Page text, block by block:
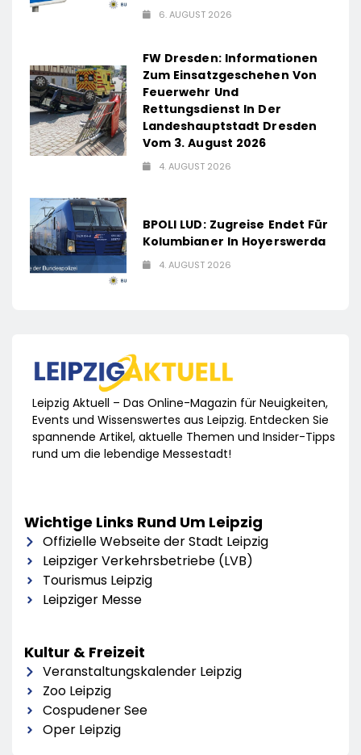
6. AUGUST 2026
FW Dresden: Informationen
Zum Einsatzgeschehen Von
Feuerwehr Und
Rettungsdienst In Der
Landeshauptstadt Dresden
Vom 3. August 2026
4. AUGUST 2026
BPOLI LUD: Zugreise Endet Für
Kolumbianer In Hoyerswerda
4. AUGUST 2026
Leipzig Aktuell – Das Online-Magazin für Neuigkeiten,
Events und Wissenswertes aus Leipzig. Entdecken Sie
spannende Artikel, aktuelle Themen und Insider-Tipps
rund um die lebendige Messestadt!
Wichtige Links Rund Um Leipzig
Offizielle Webseite der Stadt Leipzig
Leipziger Verkehrsbetriebe (LVB)
Tourismus Leipzig
Leipziger Messe
Kultur & Freizeit
Veranstaltungskalender Leipzig
Zoo Leipzig
Cospudener See
Oper Leipzig